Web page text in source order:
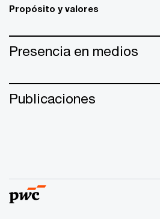
Propósito y valores
Presencia en medios
Publicaciones